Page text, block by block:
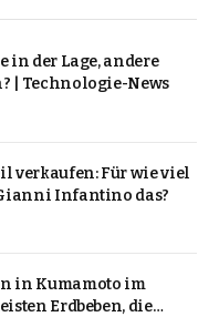
in der Lage, andere
| Technologie-News
verkaufen: Für wie viel
Infantino das?
in Kumamoto im
Erdbeben, die